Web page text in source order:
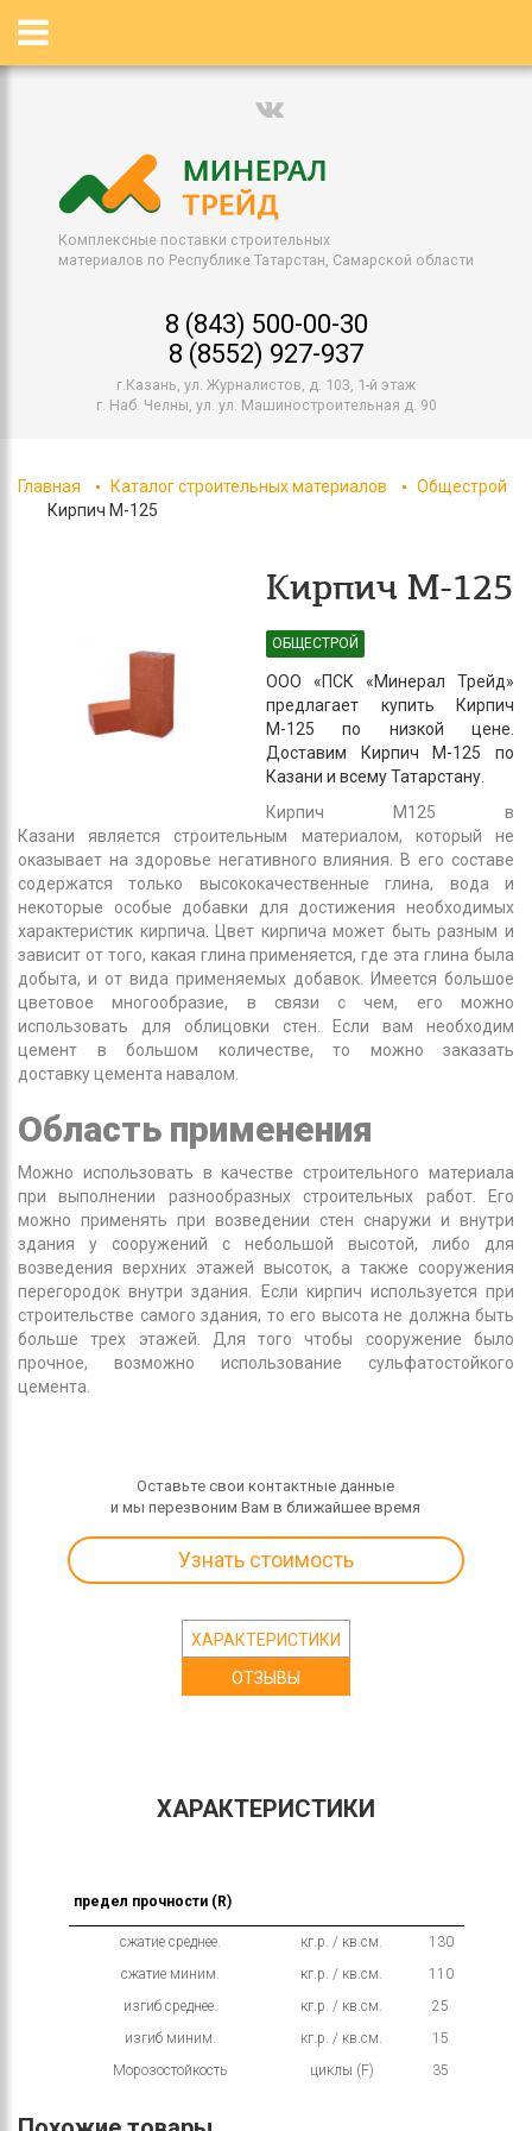
Комплексные поставки строительных
материалов по Республике Татарстан, Самарской области
8 (843) 500-00-30
8 (8552) 927-937
г.Казань, ул. Журналистов, д. 103, 1-й этаж
г. Наб. Челны, ул. ул. Машиностроительная д. 90
Главная Каталог строительных материалов
Общестрой
Кирпич М-125
Кирпич М-125
ОБЩЕСТРОЙ
ООО «ПСК «Минерал Трейд»
предлагает купить Кирпич
М-125 по низкой цене.
Доставим Кирпич М-125 по
Казани и всему Татарстану.
Кирпич М125 в
Казани является строительным материалом, который не
оказывает на здоровье негативного влияния. В его составе
содержатся только высококачественные глина, вода и
некоторые особые добавки для достижения необходимых
характеристик кирпича. Цвет кирпича может быть разным и
зависит от того, какая глина применяется, где эта глина была
добыта, и от вида применяемых добавок. Имеется большое
цветовое многообразие, в связи с чем, его можно
использовать для облицовки стен. Если вам необходим
цемент в большом количестве, то можно заказать
доставку цемента навалом.
Область применения
Можно использовать в качестве строительного материала
при выполнении разнообразных строительных работ. Его
можно применять при возведении стен снаружи и внутри
здания у сооружений с небольшой высотой, либо для
возведения верхних этажей высоток, а также сооружения
перегородок внутри здания. Если кирпич используется при
строительстве самого здания, то его высота не должна быть
больше трех этажей. Для того чтобы сооружение было
прочное, возможно использование сульфатостойкого
цемента.
Оставьте свои контактные данные
и мы перезвоним Вам в ближайшее время
Узнать стоимость
ХАРАКТЕРИСТИКИ
ОТЗЫВЫ
ХАРАКТЕРИСТИКИ
предел прочности (R)
сжатие среднее. кг.р. / кв.см.
130
сжатие миним.
кг.р. / кв.см.
110
изгиб среднее.
кг.р. / кв.см.
25
изгиб миним.
кг.р. / кв.см.
15
Морозостойкость
циклы (F) 35